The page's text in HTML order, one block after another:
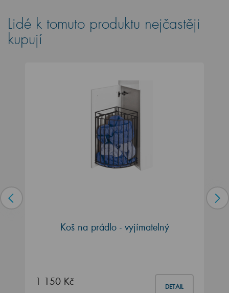
Lidé k tomuto produktu nejčastěji
kupují
Koš na prádlo - vyjímatelný
1 150 Kč DETAIL